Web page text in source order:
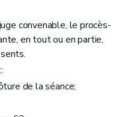
convenable, le procès-
en tout ou en partie,
de la séance;